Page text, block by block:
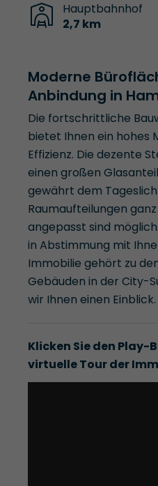
Hauptbahnhof
2,7 km
Moderne
Anbindung in
Die fortschrittliche
bietet Ihnen ein hohes
Effizienz. Die dezente
einen großen
gewährt dem
Raumaufteilungen
angepasst sind
in Abstimmung mit
Immobilie gehört zu
Gebäuden in der City-
wir Ihnen einen Einblick.
Klicken Sie den Play-
virtuelle Tour der